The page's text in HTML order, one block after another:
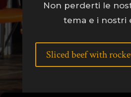
Non perderti le
tema e i nostri
Sliced beef with